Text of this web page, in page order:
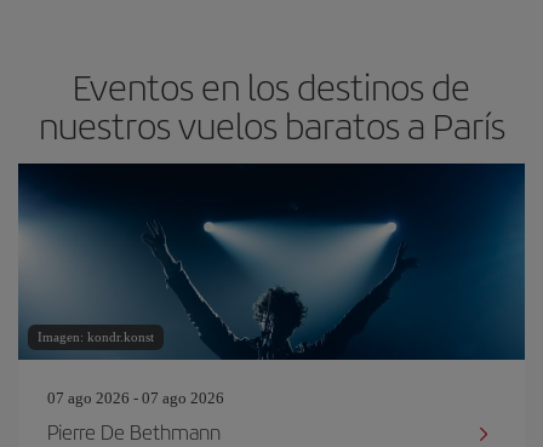
Eventos en los destinos de
nuestros vuelos baratos a París
Imagen: kondr.konst
07 ago 2026 - 07 ago 2026
Pierre De Bethmann